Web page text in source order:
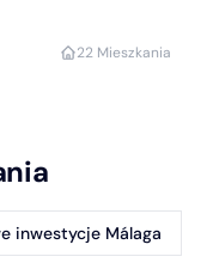
22 Mieszkania
inwestycje Málaga